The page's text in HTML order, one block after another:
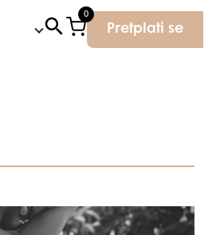
0
Pretplati se